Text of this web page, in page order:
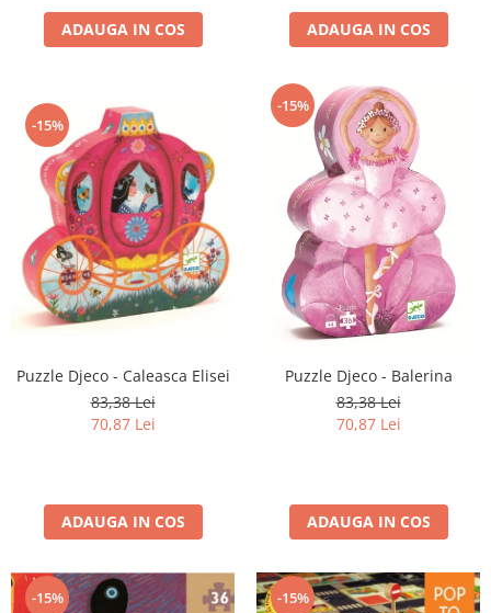
ADAUGA IN COS ADAUGA IN COS
-15%
Puzzle Djeco - Caleasca Elisei
83,38 Lei
70,87 Lei
ADAUGA IN COS
-15%
Puzzle Djeco - Balerina
83,38 Lei
70,87 Lei
ADAUGA IN COS
-15% -15%